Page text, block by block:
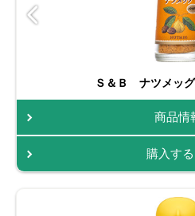
Ｓ＆Ｂ ナツメッグ
商品情
購入する